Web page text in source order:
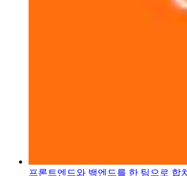
프론트엔드와 백엔드를 한 팀으로 합